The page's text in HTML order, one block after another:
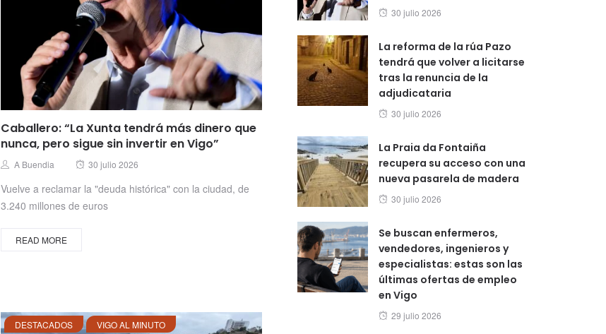
Caballero: “La Xunta tendrá más dinero que
nunca, pero sigue sin invertir en Vigo”
Author
A Buendia
Posted
30 julio 2026
Vuelve a reclamar la "deuda histórica" con la ciudad, de
3.240 millones de euros
READ MORE
DESTACADOS VIGO AL MINUTO
Posted
30 julio 2026
La reforma de la rúa Pazo
tendrá que volver a licitarse
tras la renuncia de la
adjudicataria
Posted
30 julio 2026
La Praia da Fontaiña
recupera su acceso con una
nueva pasarela de madera
Posted
30 julio 2026
Se buscan enfermeros,
vendedores, ingenieros y
especialistas: estas son las
últimas ofertas de empleo
en Vigo
Posted
29 julio 2026